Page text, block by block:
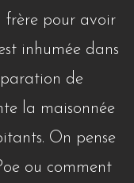
frère pour avoir
inhumée dans
de
la maisonnée
On pense
ou comment